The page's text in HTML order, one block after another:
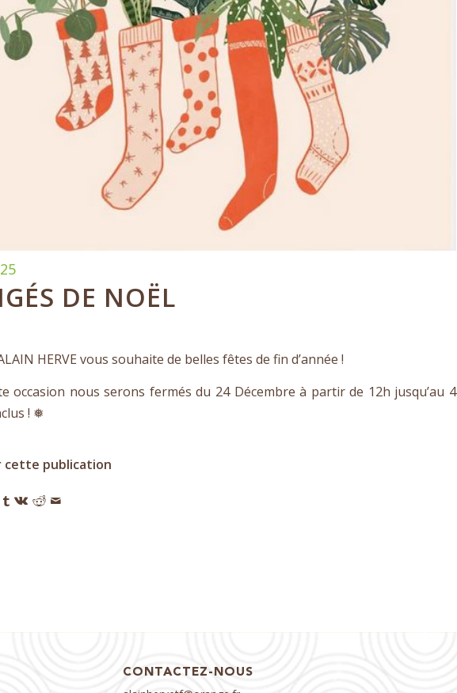
DE NOËL
HERVE vous souhaite de belles fêtes de fin d’année !
occasion nous serons fermés du 24 Décembre à partir de 12h jusqu’au 4
! ❅
cette publication
CONTACTEZ-NOUS